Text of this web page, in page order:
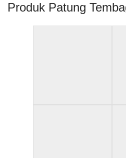
Produk Patung